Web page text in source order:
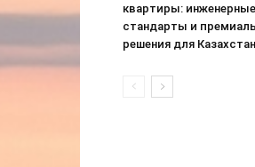
квартиры: инженерные
стандарты и
решения для